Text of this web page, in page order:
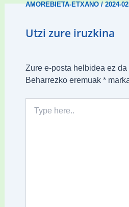
AMOREBIETA-ETXANO/2024-
Utzi zure iruzkina
Zure e-posta helbidea ez da
Beharrezko eremuak *
here..